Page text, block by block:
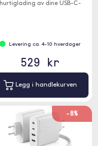
hurtiglading av dine USB-C-
Levering ca. 4-10 hverdager
529 kr
Legg i handlekurven
-8%